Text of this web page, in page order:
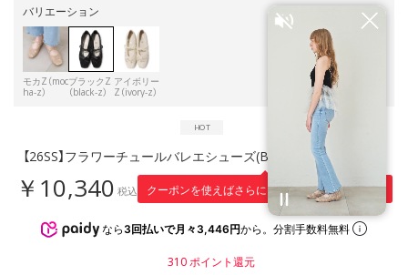
バリエーション
モカZ（moc
ha-z）
ブラックZ
（black-z）
アイボリー
Z（ivory-z）
【26SS】フラワーチュールバレエシューズ(B7612A) （ブラックZ）
￥10,340 税込 クーポンを使えばさらに1,034円引き！※適用条件
なら 3回払いで月々3,446円から。分割手数料無料
310ポイント還元